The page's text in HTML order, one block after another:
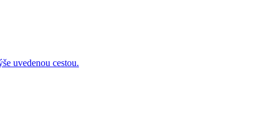
uvedenou cestou.